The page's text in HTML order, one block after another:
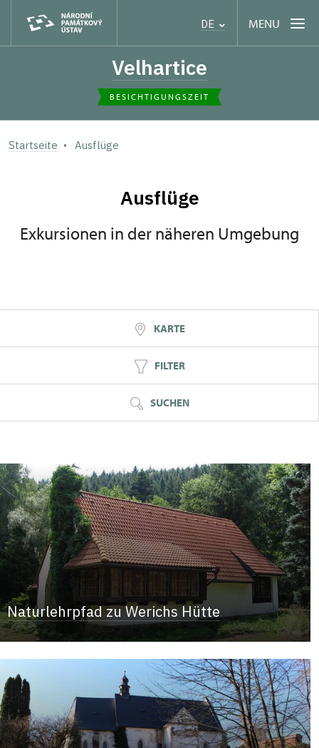
DE MENU
Velhartice
BESICHTIGUNGSZEIT
Startseite Ausflüge
Ausflüge
Exkursionen in der näheren Umgebung
KARTE
FILTER
SUCHEN
Naturlehrpfad zu Werichs Hütte